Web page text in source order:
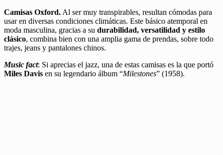
Camisas Oxford. Al ser muy transpirables, resultan cómodas para
usar en diversas condiciones climáticas. Este básico atemporal en
moda masculina, gracias a su durabilidad, versatilidad y estilo
clásico, combina bien con una amplia gama de prendas, sobre todo
trajes, jeans y pantalones chinos.
Music fact: Si aprecias el jazz, una de estas camisas es la que portó
Miles Davis en su legendario álbum “Milestones” (1958).